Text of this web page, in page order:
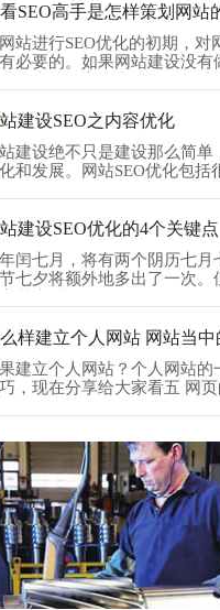
SEO高手是怎样策划网站
站进行SEO优化的初期，对
必要的。如果网站建设没有
建设SEO之内容优化
建设绝不只是建设那么简单
和发展。网站SEO优化包括
建设SEO优化的4个关键点
闰七月，将有两个阴历七月
七夕将额外地多出了一次
样建立个人网站 网站当中
建立个人网站？个人网站的
，现在分享给大家看五 网